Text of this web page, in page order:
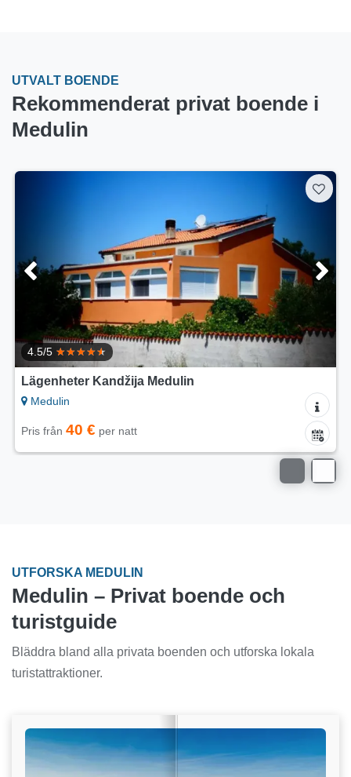
UTVALT BOENDE
Rekommenderat privat boende i
Medulin
Lägenheter Tea2
Medulin
Pris från 60 € per natt
UTFORSKA MEDULIN
Medulin – Privat boende och
turistguide
Bläddra bland alla privata boenden och utforska lokala
turistattraktioner.